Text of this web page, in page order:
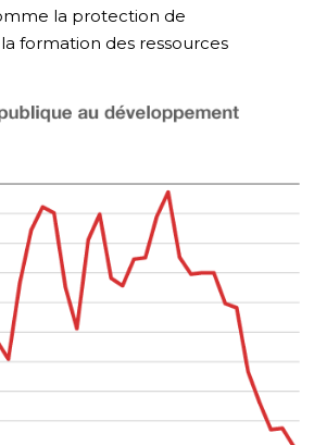
la protection de
formation des ressources